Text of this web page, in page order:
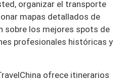
organizar el transporte
mapas detallados de
sobre los mejores spots de
profesionales históricas y
ofrece itinerarios